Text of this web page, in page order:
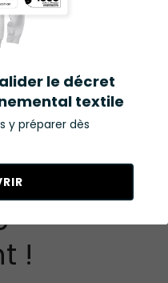
!
le décret
textile
y préparer dès